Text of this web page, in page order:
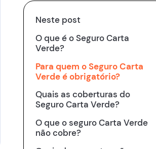
Neste post
O que é o Seguro Carta
Verde?
Para quem o Seguro Carta
Verde é obrigatório?
Quais as coberturas do
Seguro Carta Verde?
O que o seguro Carta Verde
não cobre?